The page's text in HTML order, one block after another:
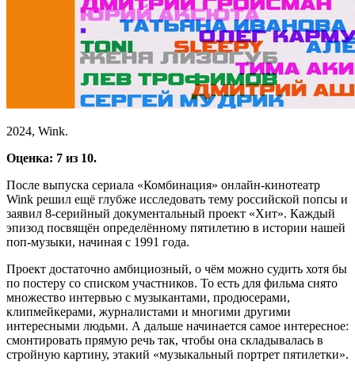
2024, Wink.
Оценка: 7 из 10.
После выпуска сериала «Комбинация» онлайн-кинотеатр
Wink решил ещё глубже исследовать тему российской попсы и
заявил 8-серийный документальный проект «Хит». Каждый
эпизод посвящён определённому пятилетию в истории нашей
поп-музыки, начиная с 1991 года.
Проект достаточно амбициозный, о чём можно судить хотя бы
по постеру со списком участников. То есть для фильма снято
множество интервью с музыкантами, продюсерами,
клипмейкерами, журналистами и многими другими
интересными людьми. А дальше начинается самое интересное:
смонтировать прямую речь так, чтобы она складывалась в
стройную картину, этакий «музыкальный портрет пятилетки».